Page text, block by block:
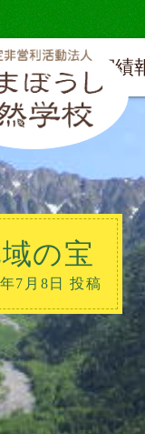
実績
の宝
7月8日 投稿